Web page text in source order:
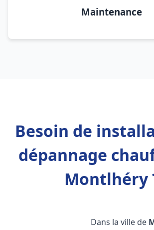
Maintenance
Besoin de
dépannage
Montlhéry
Dans la ville de